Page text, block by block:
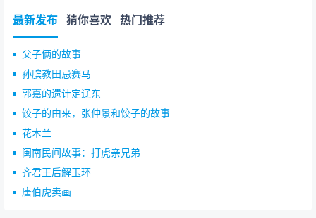
曹睿 239年 （魏 景初三年）
曹髦 260年 （魏甘露五年
曹奂 265年 （魏 咸熙二年）
◎蜀汉：
刘备 223年 （蜀汉章武三年）
刘禅 271年 （西晋 泰始七年）
最新发布 猜你喜欢 热门推荐
父子俩的故事
孙膑教田忌赛马
郭嘉的遗计定辽东
饺子的由来，张仲景和饺子的故事
花木兰
闽南民间故事：打虎亲兄弟
齐君王后解玉环
唐伯虎卖画